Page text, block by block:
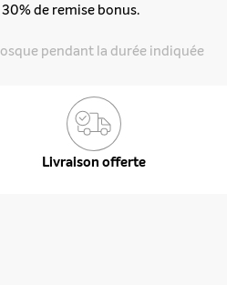
de remise bonus.
pendant la durée indiquée
Livraison offerte